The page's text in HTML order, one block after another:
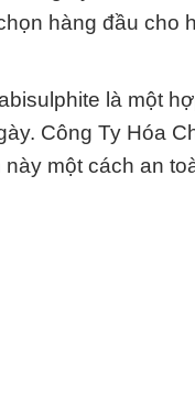
hàng đầu cho
là một
Công Ty Hóa
một cách an